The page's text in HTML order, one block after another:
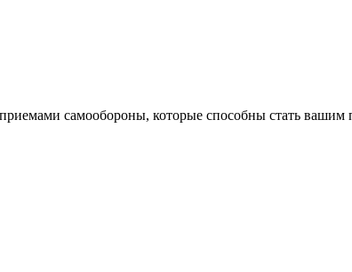
самообороны, которые способны стать вашим